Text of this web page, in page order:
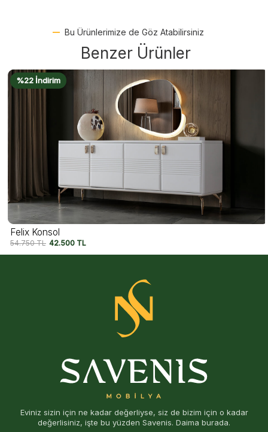
Bu Ürünlerimize de Göz Atabilirsiniz
Benzer Ürünler
%22 İndirim
Felix Konsol
54.750TL 42.500TL
Eviniz sizin için ne kadar değerliyse, siz de bizim için o kadar
değerlisiniz, işte bu yüzden Savenis. Daima burada.